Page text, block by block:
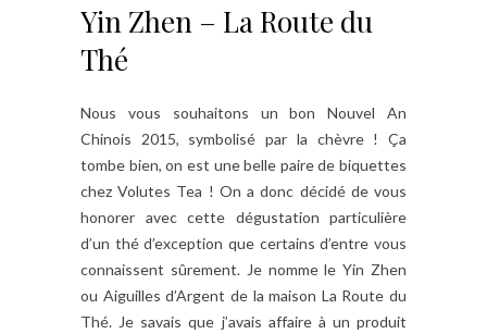
Yin Zhen – La Route du
Thé
Nous vous souhaitons un bon Nouvel An
Chinois 2015, symbolisé par la chèvre ! Ça
tombe bien, on est une belle paire de biquettes
chez Volutes Tea ! On a donc décidé de vous
honorer avec cette dégustation particulière
d’un thé d’exception que certains d’entre vous
connaissent sûrement. Je nomme le Yin Zhen
ou Aiguilles d’Argent de la maison La Route du
Thé. Je savais que j’avais affaire à un produit